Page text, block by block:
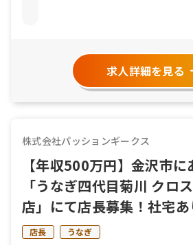
求人詳細を見る
株式会社パッションギークス
【年収500万円】金沢市
「うなぎ四代目菊川 クロ
店」にて店長募集！社宅
店長 うなぎ